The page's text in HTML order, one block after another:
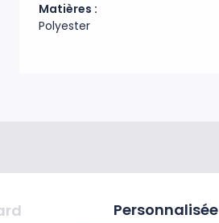
Matières :
Polyester
Personnalisée